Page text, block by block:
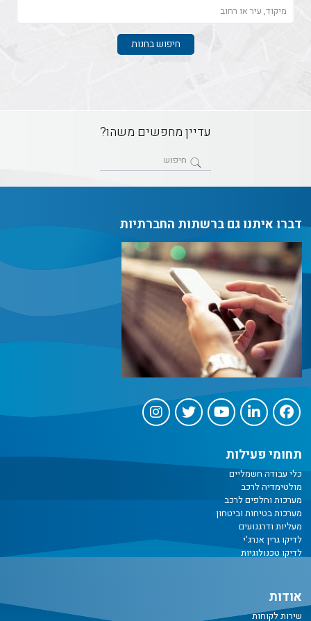
עדיין מחפשים משהו?
דברו איתנו גם ברשתות החברתיות
תחומי פעילות
כלי עבודה חשמליים
מולטימדיה לרכב
מערכות וחלפים לרכב
מערכות בטיחות וביטחון
מעליות ודרגנועים
לדיקו גרין אנרג'י
לדיקו טכנולוגיות
אודות
שירות לקוחות